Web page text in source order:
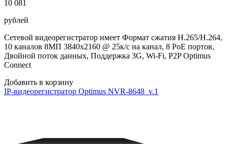
10 081
рублей
Сетевой видеорегистратор имеет Формат сжатия H.265/H.264,
10 каналов 8МП 3840х2160 @ 25к/с на канал, 8 PoE портов,
Двойной поток данных, Поддержка 3G, Wi-Fi, P2P Optimus
Connect
Добавить в корзину
IP-видеорегистратор Optimus NVR-8648_v.1